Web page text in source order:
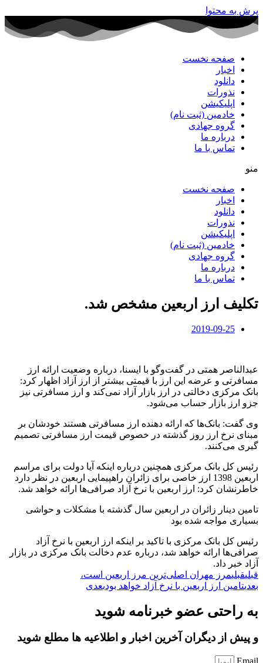
پرش به محتوا
صفحه نخست
اخبار
دانلود
نذورات
اپلیکیشن
خادمین (ثبت نام)
گروه جهادی
درباره ما
تماس با ما
منو
صفحه نخست
اخبار
دانلود
نذورات
اپلیکیشن
خادمین (ثبت نام)
گروه جهادی
درباره ما
تماس با ما
تکلیف ارز اربعین مشخص شد.
2019-09-25
عبدالناصر همتی در گفت‌وگو با ایسنا، درباره وضعیت ارائه ارز
مسافرتی و عرضه این ارز با قیمتی بیشتر از ارز آزاد اظهار کرد:
بانک مرکزی دخالتی در ارز بازار آزاد نمی‌کند و ارز مسافرتی نیز
جزو ارز بازار حساب می‌شود.
وی گفت: بانک‌ها که ارائه دهنده ارز مسافرتی هستند خودشان بر
مبنای نرخ ارز روز گذشته در خصوص قیمت ارز مسافرتی تصمیم
گیری می‌کنند.
رئیس کل بانک مرکزی همچنین درباره اینکه آیا دولت برای مراسم
اربعین 1398 ارز خاصی برای زائران راهپیمایی اربعین در نظر دارد
خاطرنشان کرد: ارز اربعین با نرخ آزاد صرافی‌ها ارائه خواهد شد.
تامین دینار زائران در اربعین سال گذشته با مشکلات و حواشی
بسیاری مواجه شده بود
رئیس کل بانک مرکزی با تاکید بر اینکه ارز اربعین با نرخ آزاد
صرافی‌ها ارائه خواهد شد، درباره عدم دخالت بانک مرکزی در بازار
آزاد خبر داد.
قبلیقبلیمرز مهران اصلی‌ترین مرز اربعین است،
بعدیتامین ارز اربعین با نرخ آزاد خواهد بودبعدی
به راحتی عضو خبرنامه شوید
و پیش از دیگران آخرین اخبار و اطلاعیه ها مطلع شوید
Email